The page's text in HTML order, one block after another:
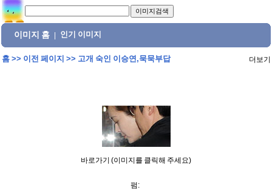
이미지 홈 인기 이미지
홈>> 이전 페이지 >> 고개 숙인 이승연,묵묵부답 더보기
바로가기 (이미지를 클릭해 주세요)
펌: